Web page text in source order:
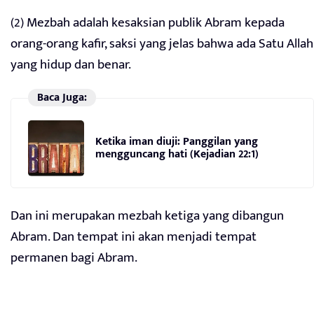
(2) Mezbah adalah kesaksian publik Abram kepada
orang-orang kafir, saksi yang jelas bahwa ada Satu Allah
yang hidup dan benar.
Baca Juga:
Ketika iman diuji: Panggilan yang
mengguncang hati (Kejadian 22:1)
Dan ini merupakan mezbah ketiga yang dibangun
Abram. Dan tempat ini akan menjadi tempat
permanen bagi Abram.